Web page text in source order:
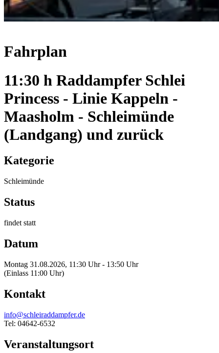
Fahrplan
11:30 h Raddampfer Schlei
Princess - Linie Kappeln -
Maasholm - Schleimünde
(Landgang) und zurück
Kategorie
Schleimünde
Status
findet statt
Datum
Montag 31.08.2026, 11:30 Uhr - 13:50 Uhr
(Einlass 11:00 Uhr)
Kontakt
info@schleiraddampfer.de
Tel: 04642-6532
Veranstaltungsort